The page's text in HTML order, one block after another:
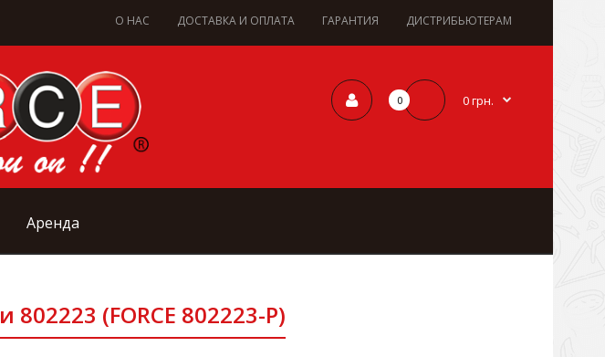
О НАС ДОСТАВКА И ОПЛАТА ГАРАНТИЯ ДИСТРИБЬЮТЕРАМ
0 0 грн.
Аренда
(FORCE 802223-P)